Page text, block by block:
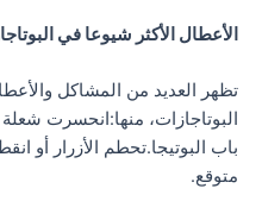
الأعطال الأكثر شيوعا في
تظهر العديد من المشاكل
البوتاجازات، منها:انحسرت
باب البوتيجا.تحطم الأزرار أو
متوقع.